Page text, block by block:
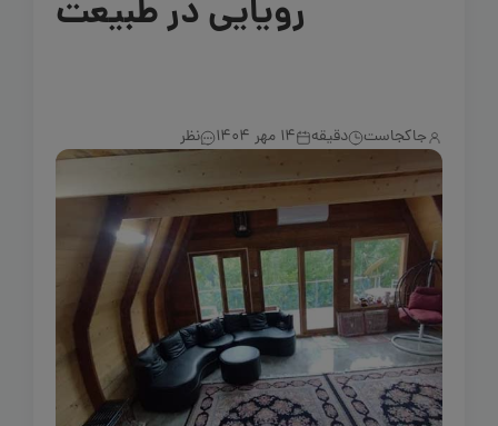
رویایی در طبیعت
جاکجاست دقیقه 14 مهر 1404 نظر